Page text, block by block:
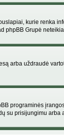
kurie renka
phpBB Grupė
arba uždraudė
programinės
su prisijungimu